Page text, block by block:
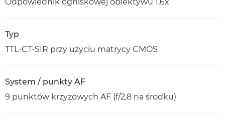
Typ
TTL-CT-SIR przy użyciu matrycy CMOS
System / punkty AF
9 punktów krzyżowych AF (f/2,8 na środku)